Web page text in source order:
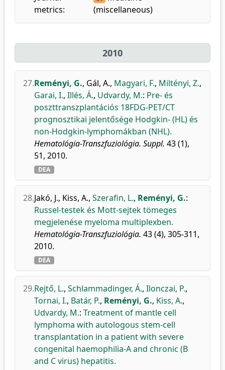
metrics:
(miscellaneous)
2010
27.Reményi, G., Gál, A., Magyari, F., Miltényi, Z.,
Garai, I., Illés, Á., Udvardy, M.: Pre- és
poszttranszplantációs 18FDG-PET/CT
prognosztikai jelentősége Hodgkin- (HL) és
non-Hodgkin-lymphomákban (NHL).
Hematológia-Transzfuziológia. Suppl. 43 (1),
51, 2010.
DEA
28.Jakó, J., Kiss, A., Szerafin, L., Reményi, G.:
Russel-testek és Mott-sejtek tömeges
megjelenése myeloma multiplexben.
Hematológia-Transzfuziológia. 43 (4), 305-311,
2010.
DEA
29.Rejtő, L., Schlammadinger, Á., Ilonczai, P.,
Tornai, I., Batár, P., Reményi, G., Kiss, A.,
Udvardy, M.: Treatment of mantle cell
lymphoma with autologous stem-cell
transplantation in a patient with severe
congenital haemophilia-A and chronic (B
and C virus) hepatitis.